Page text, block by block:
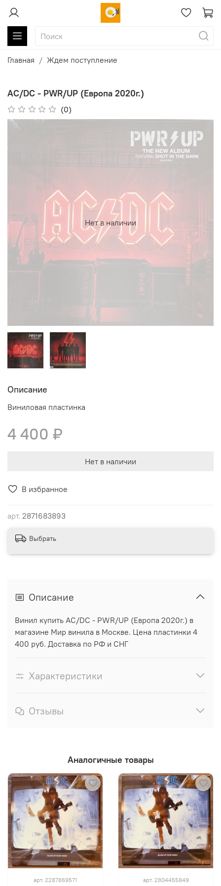
Главная Ждем поступление
AC/DC - PWR/UP (Европа 2020г.)
(0)
В избранное
арт. 2871683893
Нет в наличии
Описание
Виниловая пластинка
4 400 ₽
Нет в наличии
Выбрать
Описание
Винил купить AC/DC - PWR/UP (Европа 2020г.) в
магазине Мир винила в Москве. Цена пластинки 4
400 руб. Доставка по РФ и СНГ
Характеристики
Отзывы
Аналогичные товары
арт. 2287869571 арт. 2804455849